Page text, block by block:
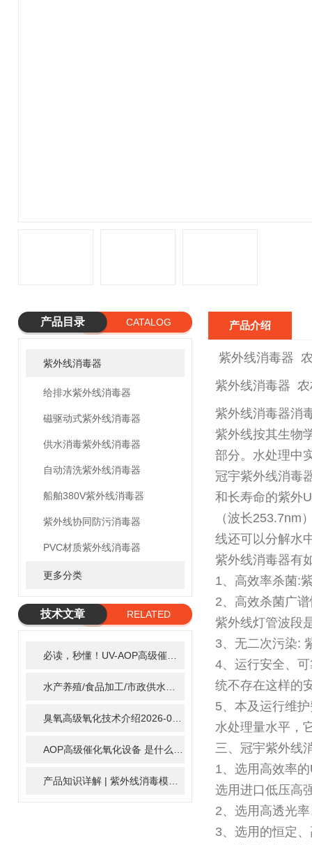
产品目录 CATALOG
紫外线消毒器
给排水紫外线消毒器
磁驱动式紫外线消毒器
供水消毒紫外线消毒器
自动清洗紫外线消毒器
船舶380V紫外线消毒器
紫外线协同防污消毒器
PVC材质紫外线消毒器
更多分类
技术文章
RELATED
臭氧高级氧化技术介绍2026-02-27
2025-11-17
产品介绍
紫外线消毒器
紫外线消毒器 农
紫外线消毒器消
紫外线按其生物
部分。水处理中
冠宇紫外线消毒
和长寿命的紫外
（波长253.7nm
线还可以分解水
紫外线消毒器有
1、高效率杀菌:
2、高效杀菌广
紫外线灯管波段
3、无二次污染:
4、运行安全、
统不存在这样的
5、本及运行维
水处理量水平，
三、冠宇紫外线
1、选用高效率
选用进口低压高
2、选用高透光
3、选用的恒定